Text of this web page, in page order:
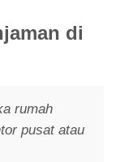
di
rumah
pusat atau